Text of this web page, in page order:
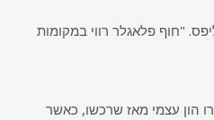
"חוף פלאגלר רווי במקומות
הון עצמי מאז שרכשו, כאשר